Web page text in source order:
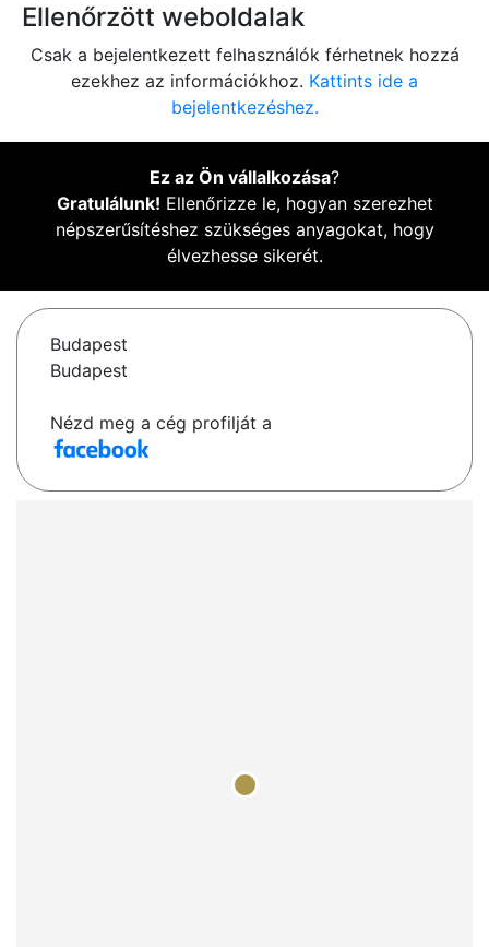
Ellenőrzött weboldalak
Csak a bejelentkezett felhasználók férhetnek hozzá
ezekhez az információkhoz. Kattints ide a
bejelentkezéshez.
Ez az Ön vállalkozása?
Gratulálunk! Ellenőrizze le, hogyan szerezhet
népszerűsítéshez szükséges anyagokat, hogy
élvezhesse sikerét.
Budapest
Budapest
Nézd meg a cég profilját a